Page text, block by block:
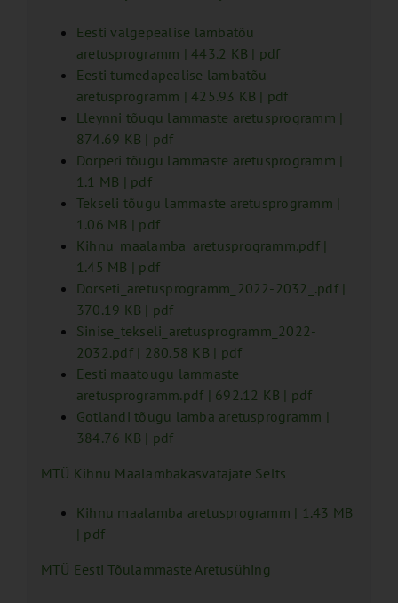
Eesti valgepealise lambatõu
aretusprogramm | 443.2 KB | pdf
Eesti tumedapealise lambatõu
aretusprogramm | 425.93 KB | pdf
Lleynni tõugu lammaste aretusprogramm |
874.69 KB | pdf
Dorperi tõugu lammaste aretusprogramm |
1.1 MB | pdf
Tekseli tõugu lammaste aretusprogramm |
1.06 MB | pdf
Kihnu_maalamba_aretusprogramm.pdf |
1.45 MB | pdf
Dorseti_aretusprogramm_2022-2032_.pdf |
370.19 KB | pdf
Sinise_tekseli_aretusprogramm_2022-
2032.pdf | 280.58 KB | pdf
Eesti maatougu lammaste
aretusprogramm.pdf | 692.12 KB | pdf
Gotlandi tõugu lamba aretusprogramm |
384.76 KB | pdf
MTÜ Kihnu Maalambakasvatajate Selts
Kihnu maalamba aretusprogramm | 1.43 MB
| pdf
MTÜ Eesti Tõulammaste Aretusühing